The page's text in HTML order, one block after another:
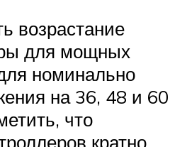
возрастание
для мощных
номинально
на 36, 48 и 60
что
кратно